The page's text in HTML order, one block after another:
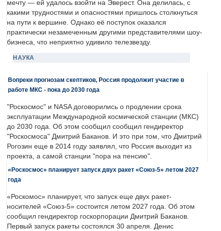
мечту — ей удалось взойти на Эверест. Она делилась, с
какими трудностями и опасностями пришлось столкнуться
на пути к вершине. Однако её поступок оказался
практически незамеченным другими представителями шоу-
бизнеса, что неприятно удивило телезвезду.
НАУКА
Вопреки прогнозам скептиков, Россия продолжит участие в
работе МКС - пока до 2030 года
"Роскосмос" и NASA договорились о продлении срока
эксплуатации Международной космической станции (МКС)
до 2030 года. Об этом сообщил сообщил гендиректор
"Роскосмоса" Дмитрий Баканов. И это при том, что Дмитрий
Рогозин еще в 2014 году заявлял, что Россия выходит из
проекта, а самой станции "пора на пенсию".
«Роскосмос» планирует запуск двух ракет «Союз-5» летом 2027
года
«Роскомос» планирует, что запуск еще двух ракет-
носителей «Союз-5» состоится летом 2027 года. Об этом
сообщил гендиректор госкорпорации Дмитрий Баканов.
Первый запуск ракеты состоялся 30 апреля. Денис